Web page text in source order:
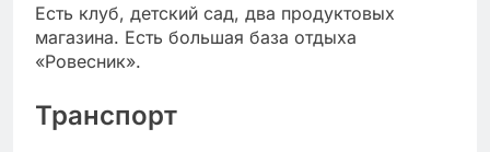
Есть клуб, детский сад, два продуктовых
магазина. Есть большая база отдыха
«Ровесник».
Транспорт